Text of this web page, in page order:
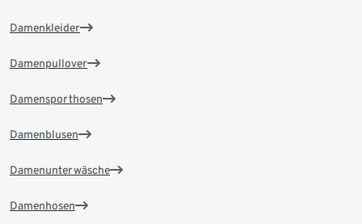
Damenkleider
Damenpullover
Damensporthosen
Damenblusen
Damenunterwäsche
Damenhosen